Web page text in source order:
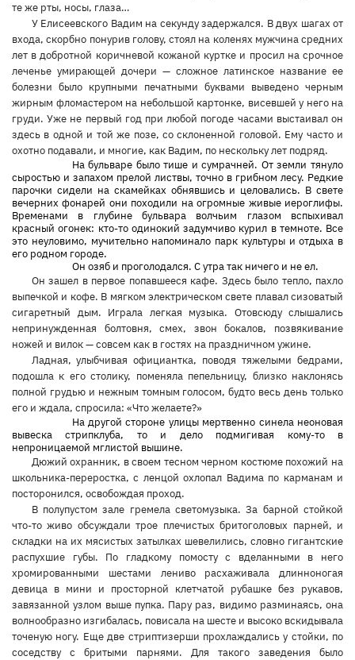
те же рты, носы, глаза…
У Елисеевского Вадим на секунду задержался. В двух шагах от
входа, скорбно понурив голову, стоял на коленях мужчина средних
лет в добротной коричневой кожаной куртке и просил на срочное
леченье умирающей дочери — сложное латинское название ее
болезни было крупными печатными буквами выведено черным
жирным фломастером на небольшой картонке, висевшей у него на
груди. Уже не первый год при любой погоде часами выстаивал он
здесь в одной и той же позе, со склоненной головой. Ему часто и
охотно подавали, и многие, как Вадим, по нескольку лет подряд.
На бульваре было тише и сумрачней. От земли тянуло
сыростью и запахом прелой листвы, точно в грибном лесу. Редкие
парочки сидели на скамейках обнявшись и целовались. В свете
вечерних фонарей они походили на огромные живые иероглифы.
Временами в глубине бульвара волчьим глазом вспыхивал
красный огонек: кто-то одинокий задумчиво курил в темноте. Все
это неуловимо, мучительно напоминало парк культуры и отдыха в
его родном городе.
Он озяб и проголодался. С утра так ничего и не ел.
Он зашел в первое попавшееся кафе. Здесь было тепло, пахло
выпечкой и кофе. В мягком электрическом свете плавал сизоватый
сигаретный дым. Играла легкая музыка. Отовсюду слышались
непринужденная болтовня, смех, звон бокалов, позвякивание
ножей и вилок — совсем как в гостях на праздничном ужине.
Ладная, улыбчивая официантка, поводя тяжелыми бедрами,
подошла к его столику, поменяла пепельницу, близко наклонясь
полной грудью и нежным томным голосом, будто весь день только
его и ждала, спросила: «Что желаете?»
На другой стороне улицы мертвенно синела неоновая
вывеска стрипклуба, то и дело подмигивая кому-то в
непроницаемой мглистой вышине.
Дюжий охранник, в своем тесном черном костюме похожий на
школьника-переростка, с ленцой охлопал Вадима по карманам и
посторонился, освобождая проход.
В полупустом зале гремела светомузыка. За барной стойкой
что-то живо обсуждали трое плечистых бритоголовых парней, и
складки на их мясистых затылках шевелились, словно гигантские
распухшие губы. По гладкому помосту с вделанными в него
хромированными шестами лениво расхаживала длинноногая
девица в мини и просторной клетчатой рубашке без рукавов,
завязанной узлом выше пупка. Пару раз, видимо разминаясь, она
волнообразно изгибалась, повисала на шесте и высоко вскидывала
точеную ногу. Еще две стриптизерши прохлаждались у стойки, по
соседству с бритыми парнями. Для такого заведения было